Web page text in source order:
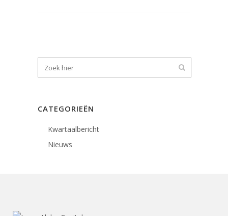
CATEGORIEËN
Kwartaalbericht
Nieuws